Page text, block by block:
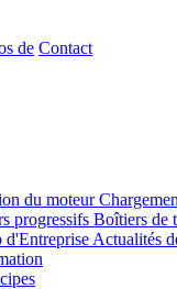
de Contact
du moteur
progressifs Boîtiers de
d'Entreprise Actualités